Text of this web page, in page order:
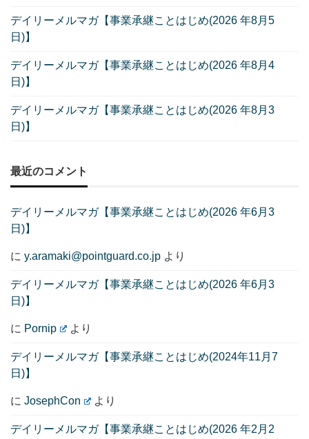
デイリーメルマガ【事業承継ことはじめ(2026 年8月5
日)】
デイリーメルマガ【事業承継ことはじめ(2026 年8月4
日)】
デイリーメルマガ【事業承継ことはじめ(2026 年8月3
日)】
最近のコメント
デイリーメルマガ【事業承継ことはじめ(2026 年6月3
日)】
に y.aramaki@pointguard.co.jp より
デイリーメルマガ【事業承継ことはじめ(2026 年6月3
日)】
に Pornip より
デイリーメルマガ【事業承継ことはじめ(2024年11月7
日)】
に JosephCon より
デイリーメルマガ【事業承継ことはじめ(2026 年2月2